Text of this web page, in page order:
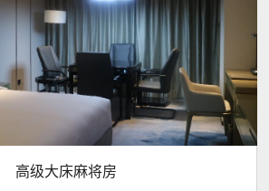
高级大床麻将房